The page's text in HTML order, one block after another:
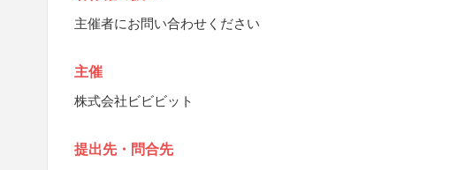
主催者にお問い合わせください
主催
株式会社ビビビット
提出先・問合先